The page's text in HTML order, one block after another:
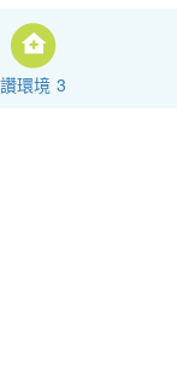
讚環境 3